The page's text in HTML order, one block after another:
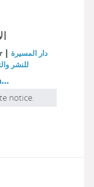
| دار المسيرة
للنشر
notice.